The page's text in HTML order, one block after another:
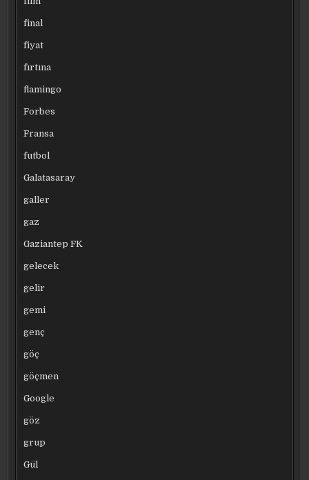
final
fiyat
fırtına
flamingo
Forbes
Fransa
futbol
Galatasaray
galler
gaz
Gaziantep FK
gelecek
gelir
gemi
genç
göç
göçmen
Google
göz
grup
Gül